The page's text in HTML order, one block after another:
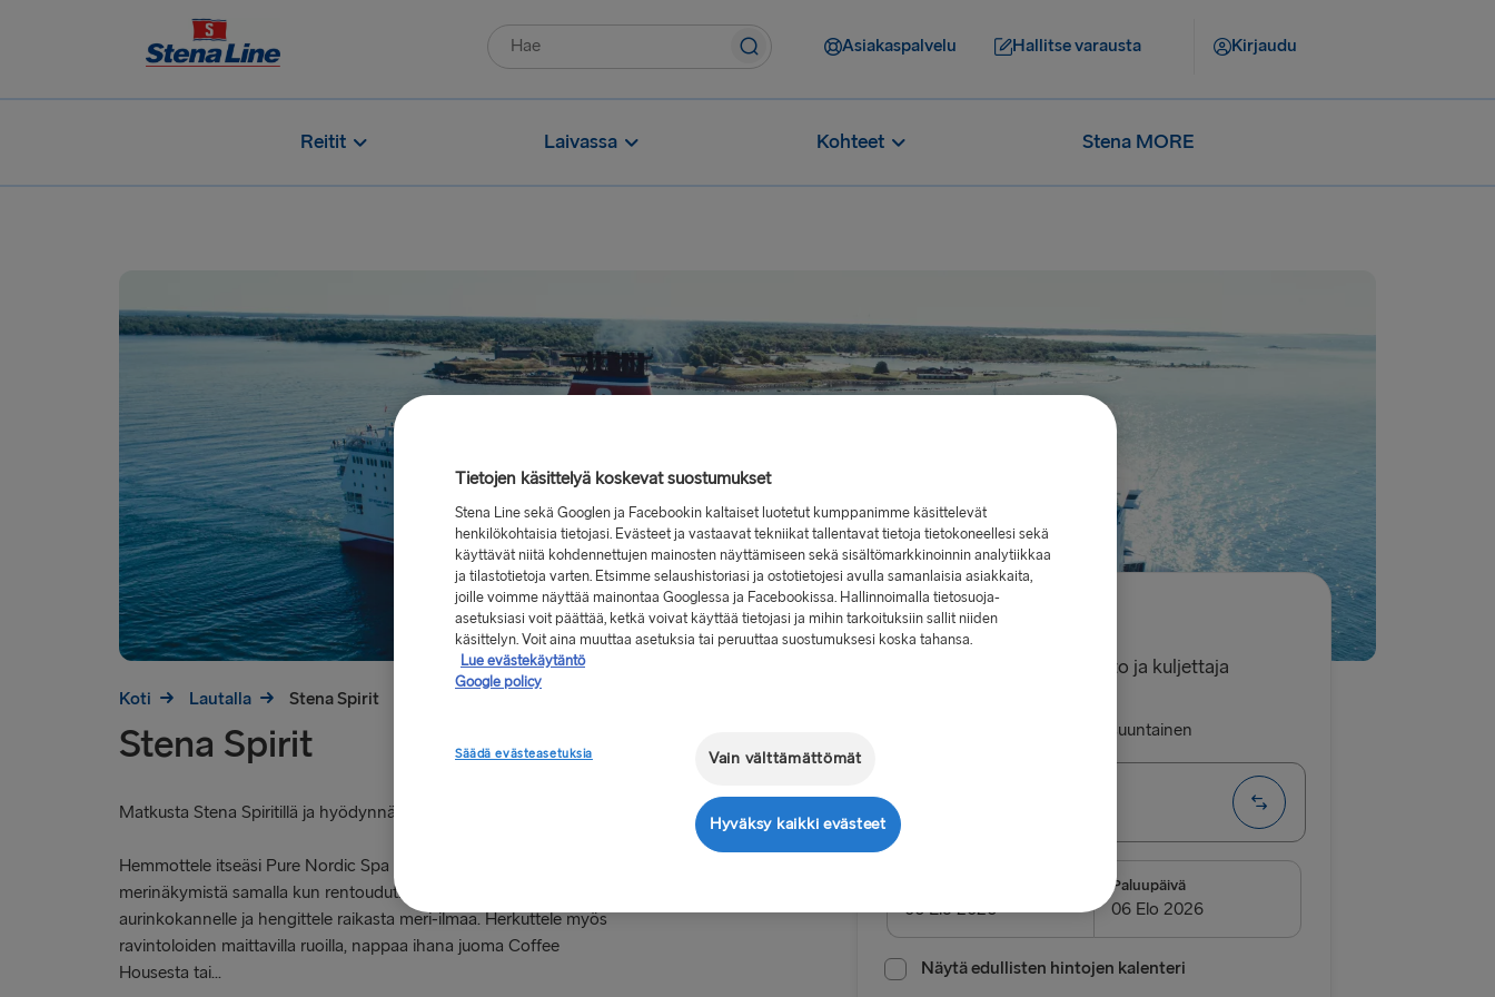
Asiakaspalvelu Hallitse varausta Kirjaudu
Reitit Laivassa Kohteet Stena MORE
Koti Lautalla Stena Spirit
Stena Spirit
Matkusta Stena Spiritillä ja hyödynnä lautan erinomaiset palvelut.
Hemmottele itseäsi Pure Nordic Spa -kylpylässä ja nauti upeista
merinäkymistä samalla kun rentoudut. Istahda seuraavaksi
aurinkokannelle ja hengittele raikasta meri-ilmaa. Herkuttele myös
ravintoloiden maittavilla ruoilla, nappaa ihana juoma Coffee
Housesta tai...
Alkaen 92.50€
, yksi suunta, yksi henkilöauto ja kuljettaja
Yhdensuuntainen
Frederikshavn → Gothenburg
Paluupäivä
Näytä edullisten hintojen kalenteri
Tietojen käsittelyä koskevat suostumukset
Stena Line sekä Googlen ja Facebookin kaltaiset luotetut kumppanimme käsittelevät
henkilökohtaisia tietojasi. Evästeet ja vastaavat tekniikat tallentavat tietoja tietokoneellesi sekä
käyttävät niitä kohdennettujen mainosten näyttämiseen sekä sisältömarkkinoinnin analytiikkaa
ja tilastotietoja varten. Etsimme selaushistoriasi ja ostotietojesi avulla samanlaisia asiakkaita,
joille voimme näyttää mainontaa Googlessa ja Facebookissa. Hallinnoimalla tietosuoja-
asetuksiasi voit päättää, ketkä voivat käyttää tietojasi ja mihin tarkoituksiin sallit niiden
käsittelyn. Voit aina muuttaa asetuksia tai peruuttaa suostumuksesi koska tahansa.
Lue evästekäytäntö
Google policy
Säädä evästeasetuksia Vain välttämättömät
Hyväksy kaikki evästeet